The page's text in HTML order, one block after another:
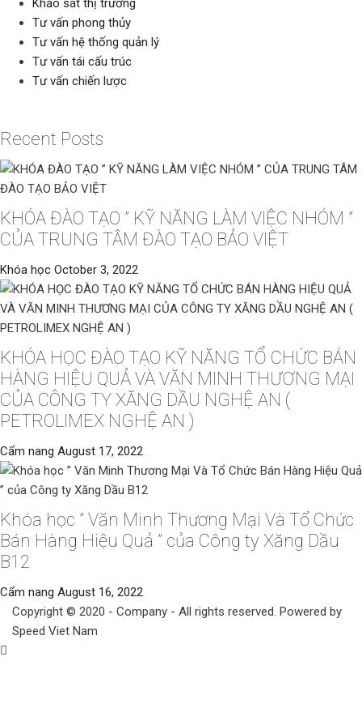
Khảo sát thị trường
Tư vấn phong thủy
Tư vấn hệ thống quản lý
Tư vấn tái cấu trúc
Tư vấn chiến lược
Recent Posts
KHÓA ĐÀO TẠO ” KỸ NĂNG LÀM VIỆC NHÓM ”
CỦA TRUNG TÂM ĐÀO TẠO BẢO VIỆT
Khóa học October 3, 2022
KHÓA HỌC ĐÀO TẠO KỸ NĂNG TỔ CHỨC BÁN
HÀNG HIỆU QUẢ VÀ VĂN MINH THƯƠNG MẠI
CỦA CÔNG TY XĂNG DẦU NGHỆ AN (
PETROLIMEX NGHỆ AN )
Cẩm nang August 17, 2022
Khóa học ” Văn Minh Thương Mại Và Tổ Chức
Bán Hàng Hiệu Quả ” của Công ty Xăng Dầu
B12
Cẩm nang August 16, 2022
Copyright © 2020 - Company - All rights reserved. Powered by
Speed Viet Nam